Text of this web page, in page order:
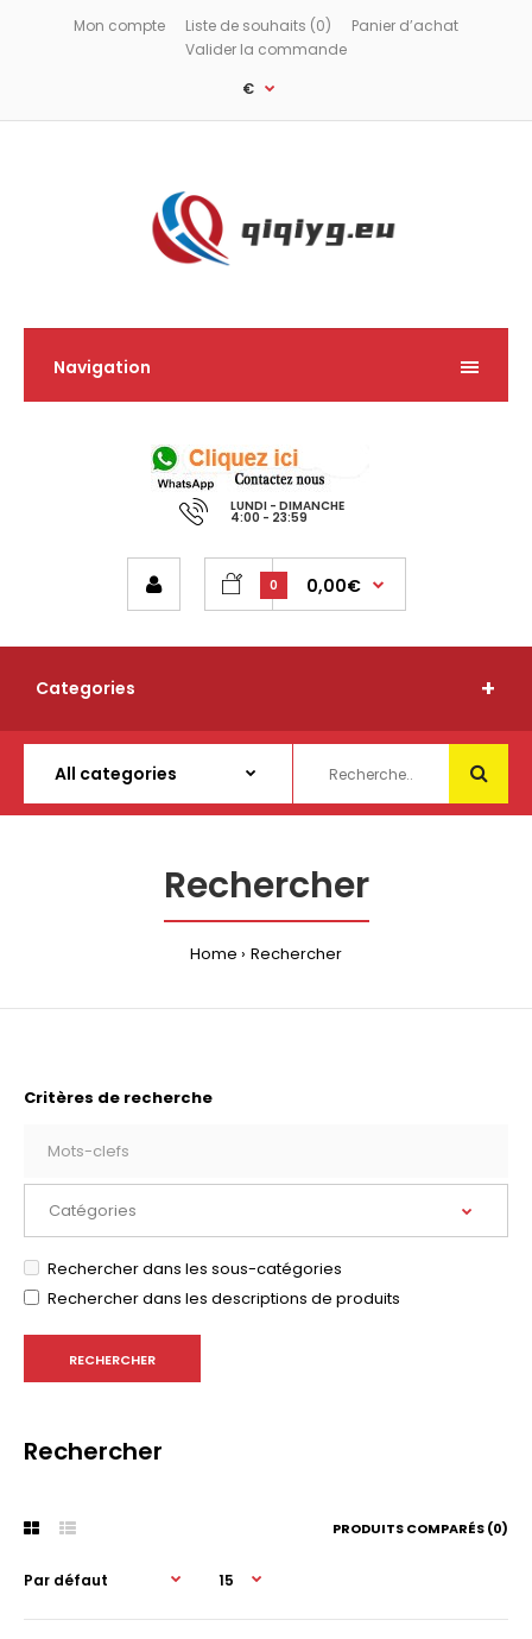
Mon compte Liste de souhaits (0)
Panier d’achat
Valider la commande
€
Navigation
LUNDI - DIMANCHE
4:00 - 23:59
0 0,00€
Categories
Rechercher
Home Rechercher
Critères de recherche
Rechercher dans les sous-catégories
Rechercher dans les descriptions de produits
Rechercher
PRODUITS COMPARÉS (0)